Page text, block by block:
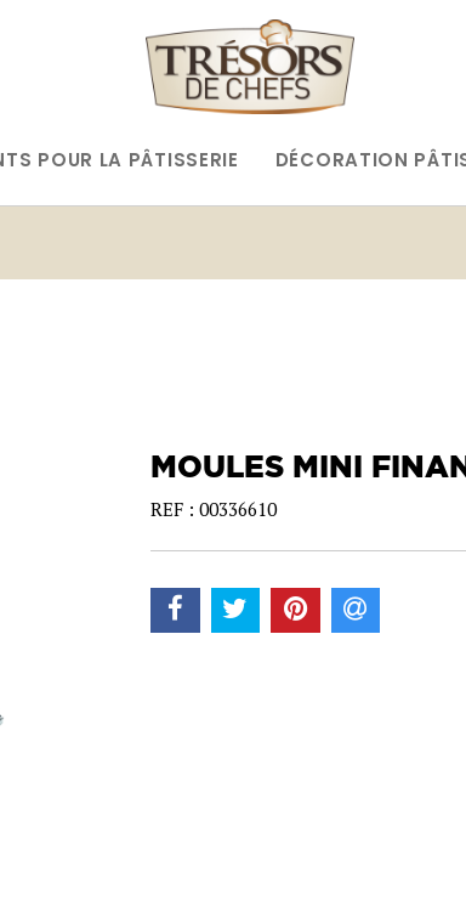
POUR LA PÂTISSERIE DÉCORATION
MOULES MINI
REF : 00336610